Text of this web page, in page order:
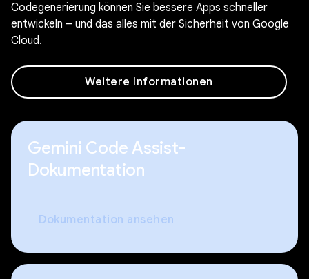
Codegenerierung können Sie bessere Apps schneller
entwickeln – und das alles mit der Sicherheit von Google
Cloud.
Weitere Informationen
Gemini Code Assist-
Dokumentation
Dokumentation ansehen